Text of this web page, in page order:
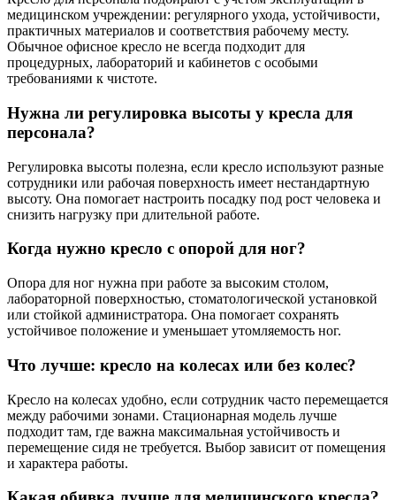
медицинском учреждении: регулярного ухода, устойчивости,
практичных материалов и соответствия рабочему месту.
Обычное офисное кресло не всегда подходит для
процедурных, лабораторий и кабинетов с особыми
требованиями к чистоте.
Нужна ли регулировка высоты у кресла для
персонала?
Регулировка высоты полезна, если кресло используют разные
сотрудники или рабочая поверхность имеет нестандартную
высоту. Она помогает настроить посадку под рост человека и
снизить нагрузку при длительной работе.
Когда нужно кресло с опорой для ног?
Опора для ног нужна при работе за высоким столом,
лабораторной поверхностью, стоматологической установкой
или стойкой администратора. Она помогает сохранять
устойчивое положение и уменьшает утомляемость ног.
Что лучше: кресло на колесах или без колес?
Кресло на колесах удобно, если сотрудник часто перемещается
между рабочими зонами. Стационарная модель лучше
подходит там, где важна максимальная устойчивость и
перемещение сидя не требуется. Выбор зависит от помещения
и характера работы.